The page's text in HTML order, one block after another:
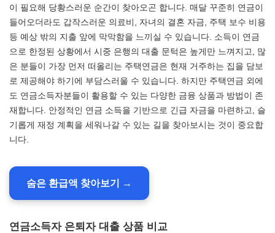
이 필요해 당황스러운 순간이 찾아오곤 합니다. 매달 꾸준히 연금이
들어오더라도 갑작스러운 의료비, 자녀의 결혼 자금, 주택 보수 비용
등 예상 밖의 지출 앞에 막막함을 느끼실 수 있습니다. 소득이 연금
으로 한정된 상황에서 시중 은행의 대출 문턱은 높게만 느껴지고, 많
은 분들이 가장 먼저 떠올리는 주택연금은 현재 거주하는 집을 담보
로 제공해야 하기에 부담스러울 수 있습니다. 하지만 주택연금 외에
도 연금소득자분들이 활용할 수 있는 다양한 금융 상품과 방법이 존
재합니다. 안정적인 연금 소득을 기반으로 긴급 자금을 마련하고, 슬
기롭게 재정 계획을 세워나갈 수 있는 길을 찾아보시는 것이 중요합
니다.
숨은 환급액 찾아보기 →
연금소득자 은퇴자 대출 상품 비교